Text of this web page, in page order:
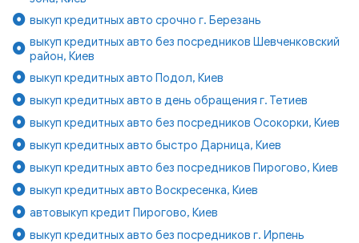
выкуп кредитных авто срочно г. Березань
выкуп кредитных авто без посредников Шевченковский
район, Киев
выкуп кредитных авто Подол, Киев
выкуп кредитных авто в день обращения г. Тетиев
выкуп кредитных авто без посредников Осокорки, Киев
выкуп кредитных авто быстро Дарница, Киев
выкуп кредитных авто без посредников Пирогово, Киев
выкуп кредитных авто Воскресенка, Киев
автовыкуп кредит Пирогово, Киев
выкуп кредитных авто без посредников г. Ирпень